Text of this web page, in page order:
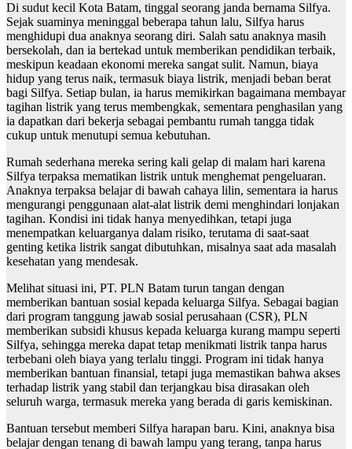
Di sudut kecil Kota Batam, tinggal seorang janda bernama Silfya.
Sejak suaminya meninggal beberapa tahun lalu, Silfya harus
menghidupi dua anaknya seorang diri. Salah satu anaknya masih
bersekolah, dan ia bertekad untuk memberikan pendidikan terbaik,
meskipun keadaan ekonomi mereka sangat sulit. Namun, biaya
hidup yang terus naik, termasuk biaya listrik, menjadi beban berat
bagi Silfya. Setiap bulan, ia harus memikirkan bagaimana membayar
tagihan listrik yang terus membengkak, sementara penghasilan yang
ia dapatkan dari bekerja sebagai pembantu rumah tangga tidak
cukup untuk menutupi semua kebutuhan.
Rumah sederhana mereka sering kali gelap di malam hari karena
Silfya terpaksa mematikan listrik untuk menghemat pengeluaran.
Anaknya terpaksa belajar di bawah cahaya lilin, sementara ia harus
mengurangi penggunaan alat-alat listrik demi menghindari lonjakan
tagihan. Kondisi ini tidak hanya menyedihkan, tetapi juga
menempatkan keluarganya dalam risiko, terutama di saat-saat
genting ketika listrik sangat dibutuhkan, misalnya saat ada masalah
kesehatan yang mendesak.
Melihat situasi ini, PT. PLN Batam turun tangan dengan
memberikan bantuan sosial kepada keluarga Silfya. Sebagai bagian
dari program tanggung jawab sosial perusahaan (CSR), PLN
memberikan subsidi khusus kepada keluarga kurang mampu seperti
Silfya, sehingga mereka dapat tetap menikmati listrik tanpa harus
terbebani oleh biaya yang terlalu tinggi. Program ini tidak hanya
memberikan bantuan finansial, tetapi juga memastikan bahwa akses
terhadap listrik yang stabil dan terjangkau bisa dirasakan oleh
seluruh warga, termasuk mereka yang berada di garis kemiskinan.
Bantuan tersebut memberi Silfya harapan baru. Kini, anaknya bisa
belajar dengan tenang di bawah lampu yang terang, tanpa harus